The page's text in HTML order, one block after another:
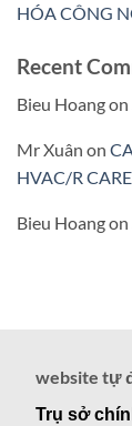
HÓA CÔNG
Recent
Bieu Hoangon
Mr Xuân on
HVAC/R
Bieu Hoangon
website tự
Trụ sở